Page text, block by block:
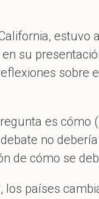
estuvo
en su
sobre
es cómo
no
de cómo se
países